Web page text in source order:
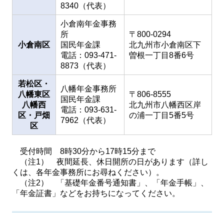
8340（代表）
小倉南区
小倉南年金事務
所
国民年金課
電話：093-471-
8873（代表）
〒800-0294
北九州市小倉南区下
曽根一丁目8番6号
若松区・
八幡東区
八幡西
区・戸畑
区
八幡年金事務所
国民年金課
電話：093-631-
7962（代表）
〒806-8555
北九州市八幡西区岸
の浦一丁目5番5号
受付時間 8時30分から17時15分まで
（注1） 夜間延長、休日開所の日があります（詳し
くは、各年金事務所にお尋ねください）。
（注2） 「基礎年金番号通知書」、「年金手帳」、
「年金証書」などをお持ちになってください。